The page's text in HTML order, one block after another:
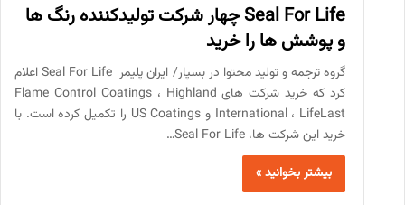
Seal For Life چهار شرکت تولیدکننده رنگ ها
و پوشش ها را خرید
گروه ترجمه و تولید محتوا در بسپار/ ایران پلیمر Seal For Life اعلام
کرد که خرید شرکت های Flame Control Coatings ، Highland
International ، LifeLast و US Coatings را تکمیل کرده است. با
خرید این شرکت ها، Seal For Life…
بیشتر بخوانید »